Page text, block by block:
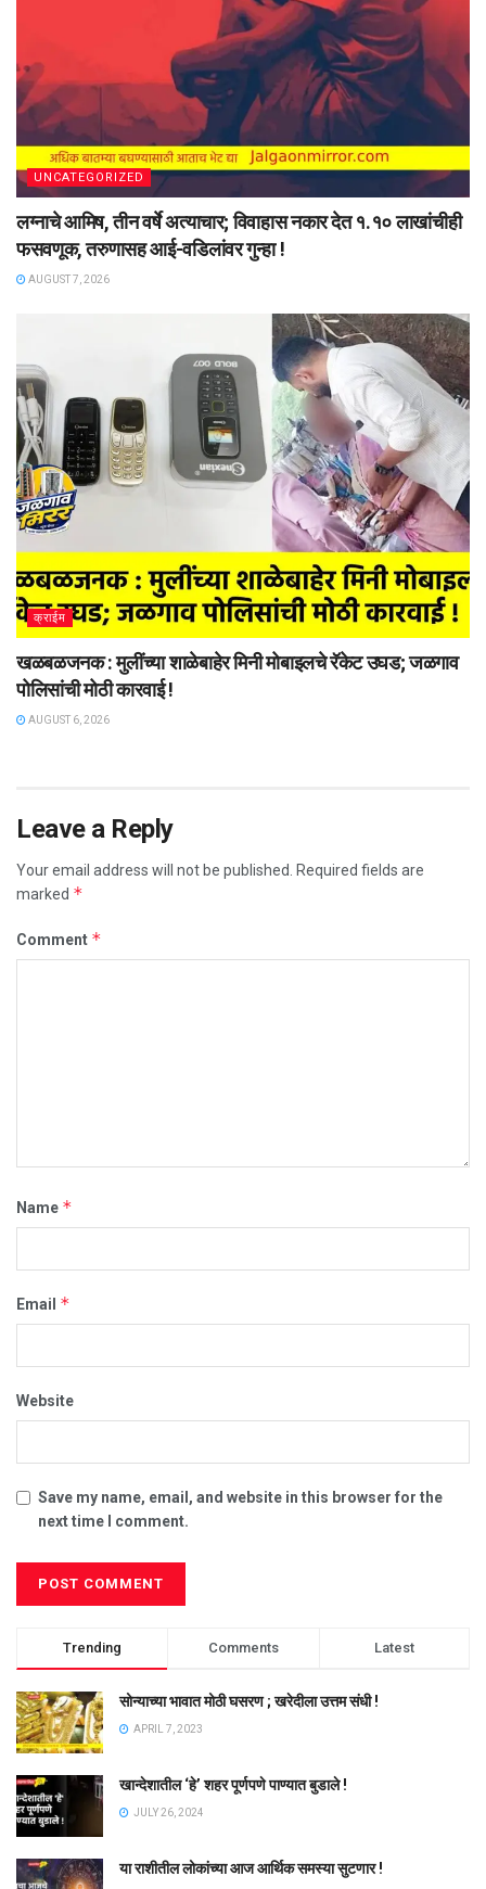
UNCATEGORIZED
लग्नाचे आमिष, तीन वर्षे अत्याचार; विवाहास नकार देत १.१० लाखांचीही
फसवणूक, तरुणासह आई-वडिलांवर गुन्हा !
AUGUST 7, 2026
क्राईम
खळबळजनक : मुलींच्या शाळेबाहेर मिनी मोबाइलचे रॅकेट उघड; जळगाव
पोलिसांची मोठी कारवाई !
AUGUST 6, 2026
Leave a Reply
Your email address will not be published.
Required fields are
marked *
Comment *
Name *
Email *
Website
Save my name, email, and website in this browser for the
next time I comment.
Trending Comments Latest
सोन्याच्या भावात मोठी घसरण ; खरेदीला उत्तम संधी !
APRIL 7, 2023
खान्देशातील ‘हे’ शहर पूर्णपणे पाण्यात बुडाले !
JULY 26, 2024
या राशीतील लोकांच्या आज आर्थिक समस्या सुटणार !